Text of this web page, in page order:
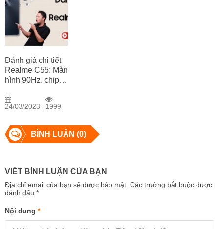
Đánh giá chi tiết
Realme C55: Màn
hình 90Hz, chip
G88, giá siêu
mềm
24/03/2023 1999
BÌNH LUẬN (0)
VIẾT BÌNH LUẬN CỦA BẠN
Địa chỉ email của bạn sẽ được bảo mật. Các trường bắt buộc được
đánh dấu *
Nội dung *